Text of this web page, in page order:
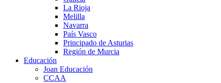
La Rioja
Melilla
Navarra
País Vasco
Principado de Asturias
Región de Murcia
Educación
Joan Educación
CCAA